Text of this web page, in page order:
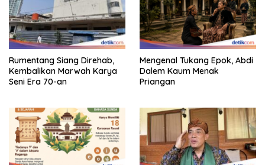
Rumentang Siang Direhab,
Kembalikan Marwah Karya
Seni Era 70-an
Mengenal Tukang Epok, Abdi
Dalem Kaum Menak
Priangan